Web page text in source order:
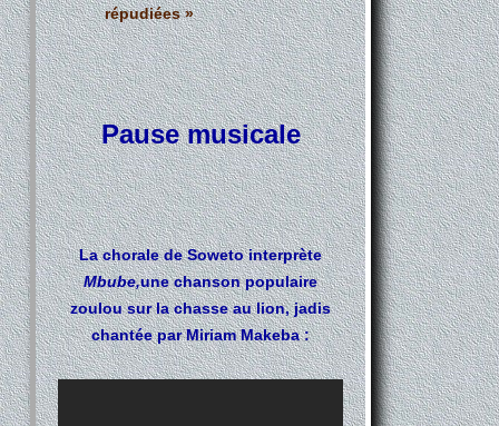
répudiées »
Pause musicale
La chorale de Soweto interprète
Mbube,une chanson populaire
zoulou sur la chasse au lion, jadis
chantée par Miriam Makeba: